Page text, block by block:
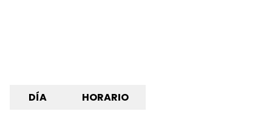
DÍA
HORARIO